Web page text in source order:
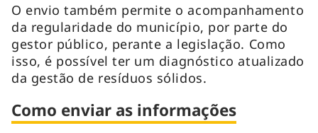
O envio também permite o acompanhamento
da regularidade do município, por parte do
gestor público, perante a legislação. Como
isso, é possível ter um diagnóstico atualizado
da gestão de resíduos sólidos.
Como enviar as informações